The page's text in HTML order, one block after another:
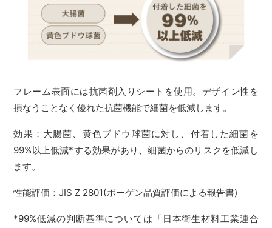
フレーム表面には抗菌剤入りシートを使用。デザイン性を
損なうことなく優れた抗菌機能で細菌を低減します。
効果：大腸菌、黄色ブドウ球菌に対し、付着した細菌を
99%以上低減*する効果があり、細菌からのリスクを低減し
ます。
性能評価：JIS Z 2801(ボーゲン品質評価による報告書)
*99%低減の判断基準については「日本衛生材料工業連合